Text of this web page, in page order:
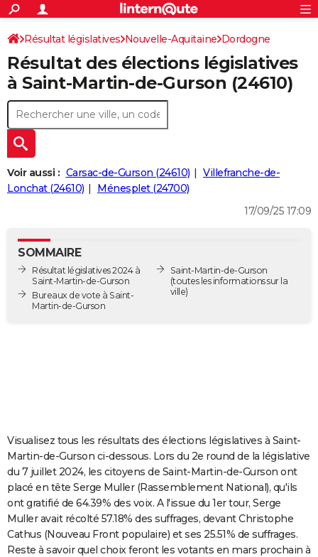
ACTUALITÉS
Politique
Société
Faits Divers
Education
Monde
Villes
+
SPORT
Coupe du monde 2026
Football
Tennis
Cyclisme
Rugby
Forum
CULTURE
Programme TV
TNT
Streaming
Cinéma
Sorties cinéma
Musique
+
FINANCE
Retraite
Impôts
Epargne
Immobilier
Risques naturels par ville
Banque
Assurance
Crédit
AUTO
Essais
Réserver un essai
Citadines
Berlines
SUV
Forum auto
+
HIGH-TECH
Mobiles
Meilleur smartphone
Internet
Ordinateurs
Jeux vidéo
Guide high-tech
+
BRICOLAGE
Guides de France
Escapades
Patrimoine
Expositions
Musées
Week-end nature
LIFESTYLE
Art de vivre
Bien-être
Loisirs
ModeModes de vie
SANTE
Alimentation
Guide de la santé
Maladies
Médicaments
Sommeil
VOYAGE
Carte de Noël
Carte Bonne année
Carte Saint-Valentin
Carte Pâques
Carte d'anniversaire
DICTIONNAIRE
Dictionnaire
Biographies
Citations
Expressions
Proverbes
PROGRAMME TV
COPAINS D'AVANT
S'inscrire
Se connecter
Lycées
Collèges
Primaires
Universités
Entreprises
Service militaire
Avis de recherche
AVIS DE DÉCÈS
Rechercher
S'inscrire
Connexion
Résultat législatives Nouvelle-Aquitaine Dordogne
2ème circonscription
Résultat des élections législatives
à Saint-Martin-de-Gurson (24610)
Voir aussi : Carsac-de-Gurson (24610)
Villefranche-de-
Lonchat (24610)
Ménesplet (24700)
17/09/25 17:09
SOMMAIRE
Résultat législatives 2024 à
Saint-Martin-de-Gurson
Bureaux de vote à Saint-
Martin-de-Gurson
Saint-Martin-de-Gurson
(toutes les informations sur la
ville)
Visualisez tous les résultats des élections législatives à Saint-
Martin-de-Gurson ci-dessous. Lors du 2e round de la législative
du 7 juillet 2024, les citoyens de Saint-Martin-de-Gurson ont
placé en tête Serge Muller (Rassemblement National), qu'ils
ont gratifié de 64.39% des voix. A l'issue du 1er tour, Serge
Muller avait récolté 57.18% des suffrages, devant Christophe
Cathus (Nouveau Front populaire) et ses 25.51% de suffrages.
Reste à savoir quel choix feront les votants en mars prochain à